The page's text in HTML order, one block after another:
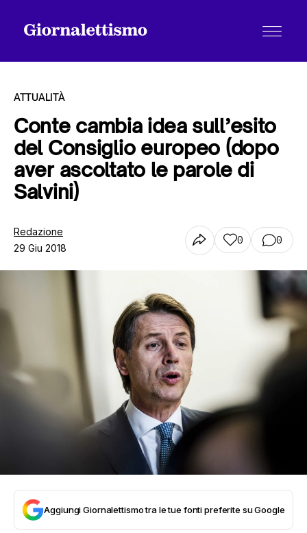
Tutti gli articoli
ATTUALITÀ
Conte cambia idea sull’esito
del Consiglio europeo (dopo
aver ascoltato le parole di
Salvini)
Redazione
29 Giu 2018
0 0
Aggiungi Giornalettismo tra le tue fonti preferite su Google